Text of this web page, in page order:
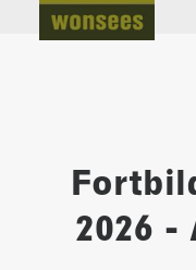
KLEINTIERPRAXIS
2026 -